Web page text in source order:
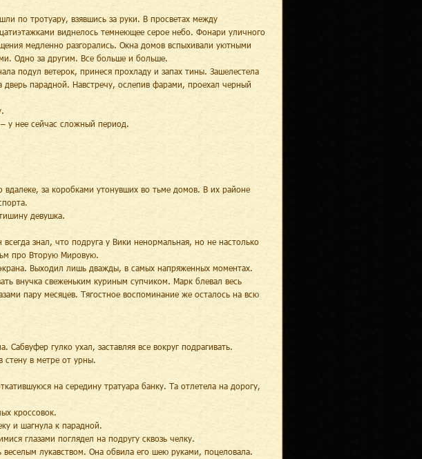
по тротуару, взявшись за руки. В просветах между
виднелось темнеющее серое небо. Фонари уличного
медленно разгорались. Окна домов вспыхивали уютными
Одно за другим. Все больше и больше.
подул ветерок, принеся прохладу и запах тины. Зашелестела
дверь парадной. Навстречу, ослепив фарами, проехал черный
у нее сейчас сложный период.
за коробками утонувших во тьме домов. В их районе
девушка.
знал, что подруга у Вики ненормальная, но не настолько
про Вторую Мировую.
Выходил лишь дважды, в самых напряженных моментах.
внучка свеженьким куриным супчиком. Марк блевал весь
пару месяцев. Тягостное воспоминание же осталось на всю
гулко ухал, заставляя все вокруг подрагивать.
стену в метре от урны.
на середину тратуара банку. Та отлетела на дорогу,
кроссовок.
и шагнула к парадной.
глазами поглядел на подругу сквозь челку.
лукавством. Она обвила его шею руками, поцеловала.